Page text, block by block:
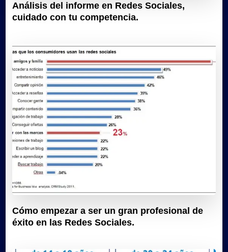
Análisis del informe en Redes Sociales,
cuidado con tu competencia.
Cómo empezar a ser un gran profesional de
éxito en las Redes Sociales.